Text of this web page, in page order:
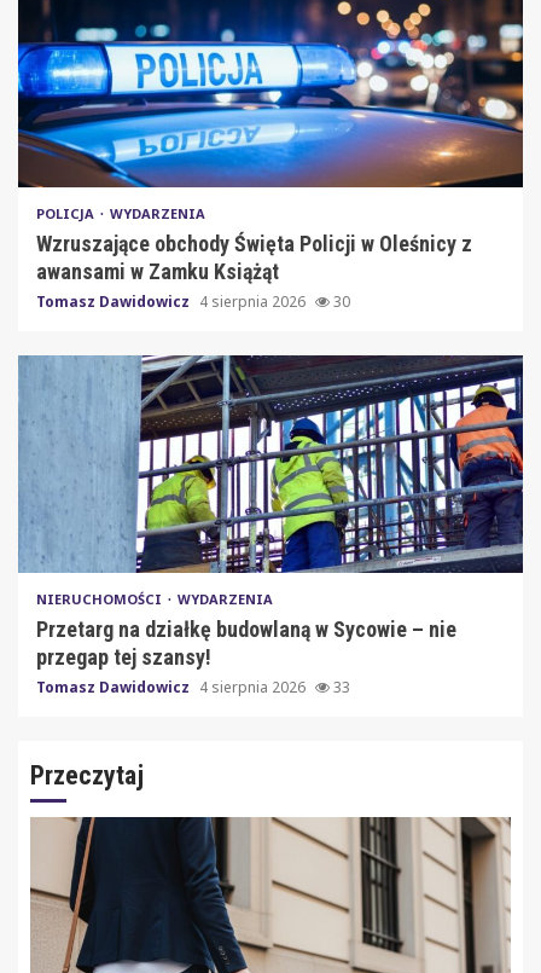
POLICJA WYDARZENIA
Wzruszające obchody Święta Policji w Oleśnicy z
awansami w Zamku Książąt
Tomasz Dawidowicz 4 sierpnia 2026 30
NIERUCHOMOŚCI WYDARZENIA
Przetarg na działkę budowlaną w Sycowie – nie
przegap tej szansy!
Tomasz Dawidowicz 4 sierpnia 2026 33
Przeczytaj